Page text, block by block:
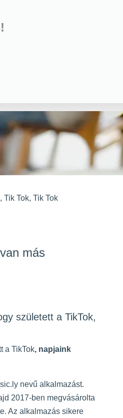
, Tik Tok, Tik Tok
más
született a TikTok,
a TikTok, napjaink
nevű alkalmazást.
2017-ben megvásárolta
Az alkalmazás sikere